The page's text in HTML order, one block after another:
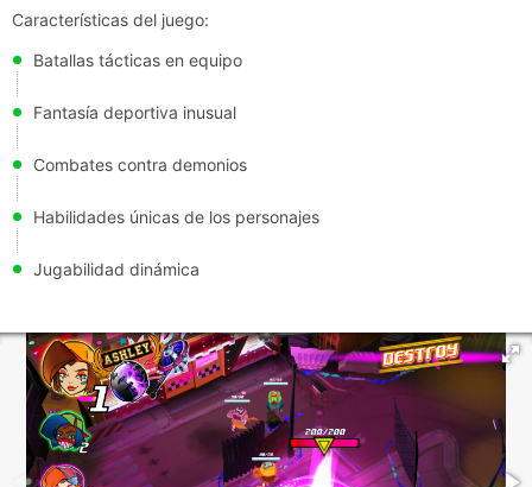
Características del juego:
Batallas tácticas en equipo
Fantasía deportiva inusual
Combates contra demonios
Habilidades únicas de los personajes
Jugabilidad dinámica